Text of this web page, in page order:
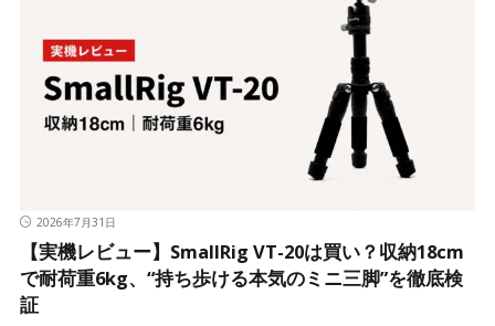
2026年7月31日
【実機レビュー】SmallRig VT-20は買い？収納18cm
で耐荷重6kg、“持ち歩ける本気のミニ三脚”を徹底検
証